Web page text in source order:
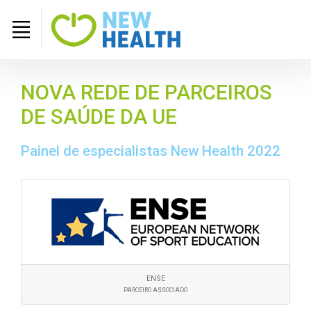
NOVA REDE DE PARCEIROS
DE SAÚDE DA UE
Painel de especialistas New Health 2022
ENSE
PARCEIRO ASSOCIADO